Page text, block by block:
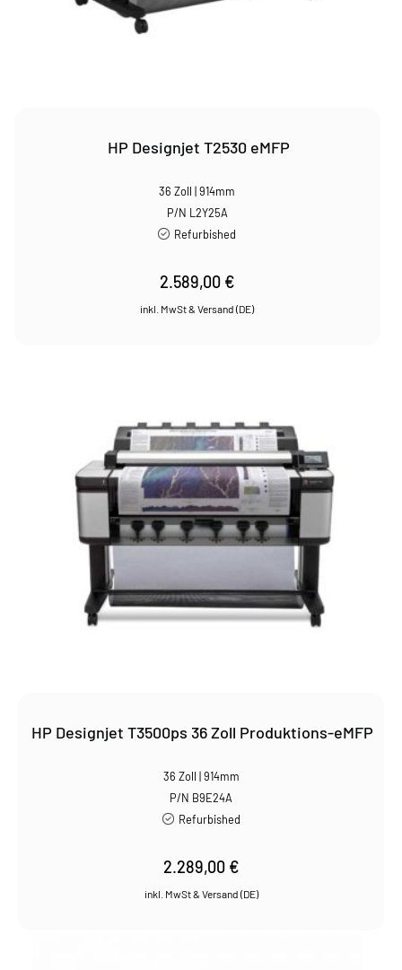
HP Designjet T2530 eMFP
36 Zoll | 914mm
P/N L2Y25A
Refurbished
2.589,00 €
HP Designjet T3500ps 36 Zoll Produktions-eMFP
36 Zoll | 914mm
P/N B9E24A
Refurbished
2.289,00 €